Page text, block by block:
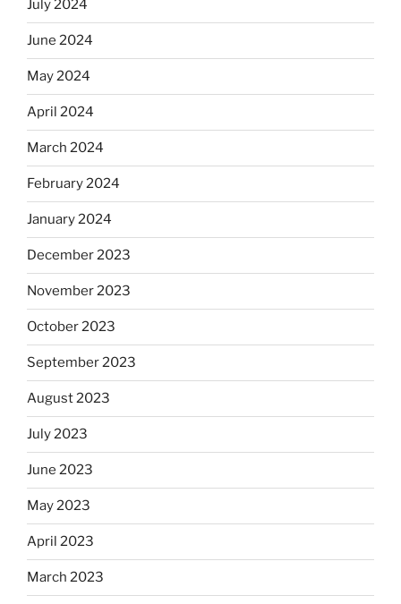
July 2024
June 2024
May 2024
April 2024
March 2024
February 2024
January 2024
December 2023
November 2023
October 2023
September 2023
August 2023
July 2023
June 2023
May 2023
April 2023
March 2023